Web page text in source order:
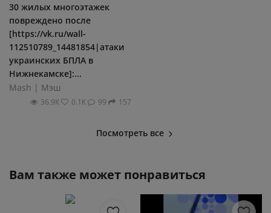
30 жилых многоэтажек
повреждено после
[https://vk.ru/wall-
112510789_14481854|атаки
украинских БПЛА в
Нижнекамске]:...
Mash | Мэш
36.9К 0.1К 99 157
Посмотреть все
Вам также может понравиться